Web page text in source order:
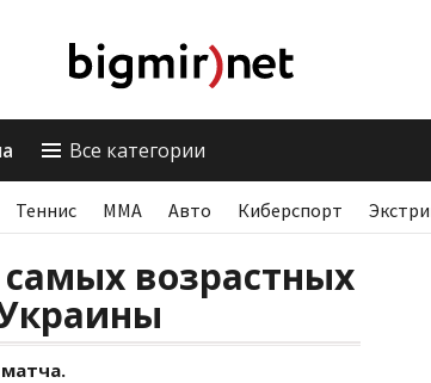
Все категории
Теннис ММА Авто Киберспорт
возрастных